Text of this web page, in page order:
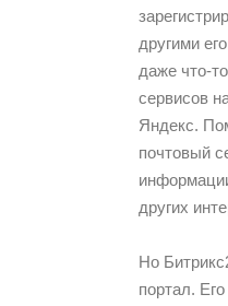
другими
даже что-
сервисов
Яндекс.
почтовый
других
Но
портал.